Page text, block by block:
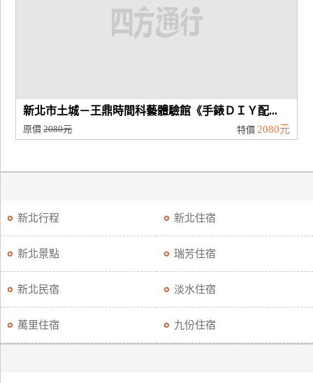
新北市土城－王鼎時間科藝體驗館《手錶ＤＩＹ配...
原價2080元 特價 2080元
新北行程 新北住宿
新北景點 瑞芳住宿
新北民宿 淡水住宿
萬里住宿 九份住宿